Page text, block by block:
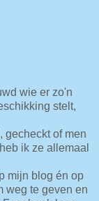
wie er zo'n
stelt,
gecheckt of men
ik ze allemaal
mijn blog én op
weg te geven en